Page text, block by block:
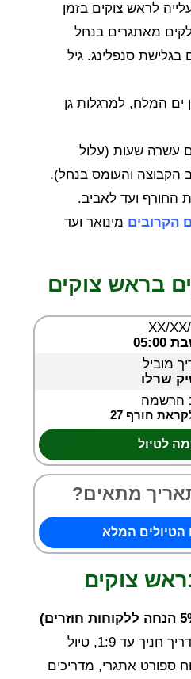
לראש צוקים בזמן
מאתגרים בנחל
6 מפלים בגלישת סנפלינג. גיל
ים המלח, למרגלות גן
עשרה שעות (עלול
והעומס בנחל).
החורף ועד לאביב.
הקרובים מינואר ועד
בראש צוקים
XX/
05:00
מוביל
שרלו
הרשמה
חורף 27
לטיול
מתאים?
הטיולים המלא
צוקים
יחס מדריך חניך עד 1:9, טיול
עד 16, ביטוח ספורט אתגרי, מדריכים